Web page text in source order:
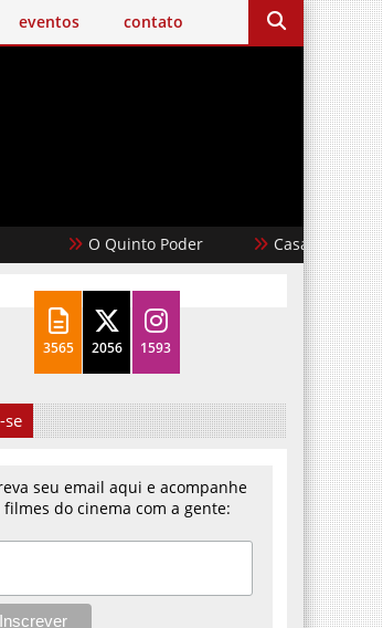
eventos contato
O Quinto Poder Casablanca
3565 2056 1593
se
seu email aqui e acompanhe
filmes do cinema com a gente: